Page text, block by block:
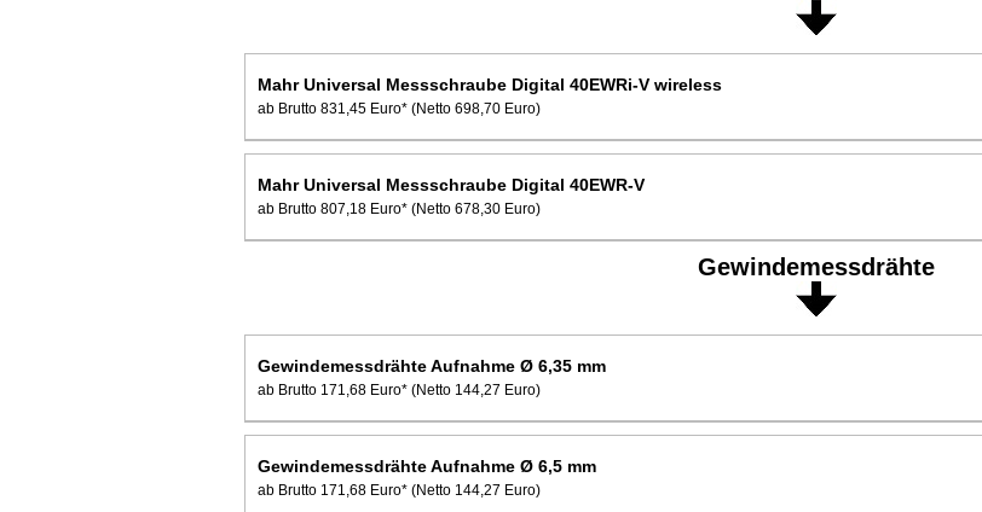
Mahr Universal Messschraube Digital 40EWRi-V wireless
ab Brutto 831,45 Euro* (Netto 698,70 Euro)
Mahr Universal Messschraube Digital 40EWR-V
ab Brutto 807,18 Euro* (Netto 678,30 Euro)
Gewindemessdrähte
Gewindemessdrähte Aufnahme Ø 6,35 mm
ab Brutto 171,68 Euro* (Netto 144,27 Euro)
Gewindemessdrähte Aufnahme Ø 6,5 mm
ab Brutto 171,68 Euro* (Netto 144,27 Euro)